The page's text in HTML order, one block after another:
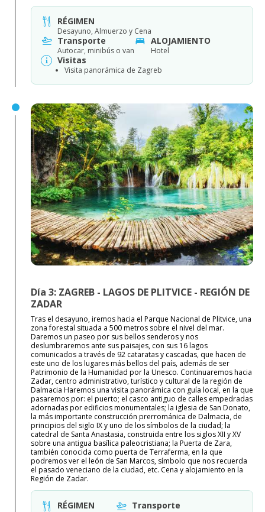
RÉGIMEN
Desayuno, Almuerzo y Cena
Transporte
Autocar, minibús o van
ALOJAMIENTO
Hotel
Visitas
Visita panorámica de Zagreb
Día 3: ZAGREB - LAGOS DE PLITVICE - REGIÓN DE
ZADAR
Tras el desayuno, iremos hacia el Parque Nacional de Plitvice, una
zona forestal situada a 500 metros sobre el nivel del mar.
Daremos un paseo por sus bellos senderos y nos
deslumbraremos ante sus paisajes, con sus 16 lagos
comunicados a través de 92 cataratas y cascadas, que hacen de
este uno de los lugares más bellos del país, además de ser
Patrimonio de la Humanidad por la Unesco. Continuaremos hacia
Zadar, centro administrativo, turístico y cultural de la región de
Dalmacia Haremos una visita panorámica con guía local, en la que
pasaremos por: el puerto; el casco antiguo de calles empedradas
adornadas por edificios monumentales; la iglesia de San Donato,
la más importante construcción prerrománica de Dalmacia, de
principios del siglo IX y uno de los símbolos de la ciudad; la
catedral de Santa Anastasia, construida entre los siglos XII y XV
sobre una antigua basílica paleocristiana; la Puerta de Zara,
también conocida como puerta de Terraferma, en la que
podremos ver el león de San Marcos, símbolo que nos recuerda
el pasado veneciano de la ciudad, etc. Cena y alojamiento en la
Región de Zadar.
RÉGIMEN Transporte